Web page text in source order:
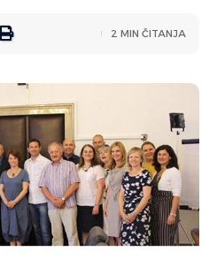
2 MIN ČITANJA